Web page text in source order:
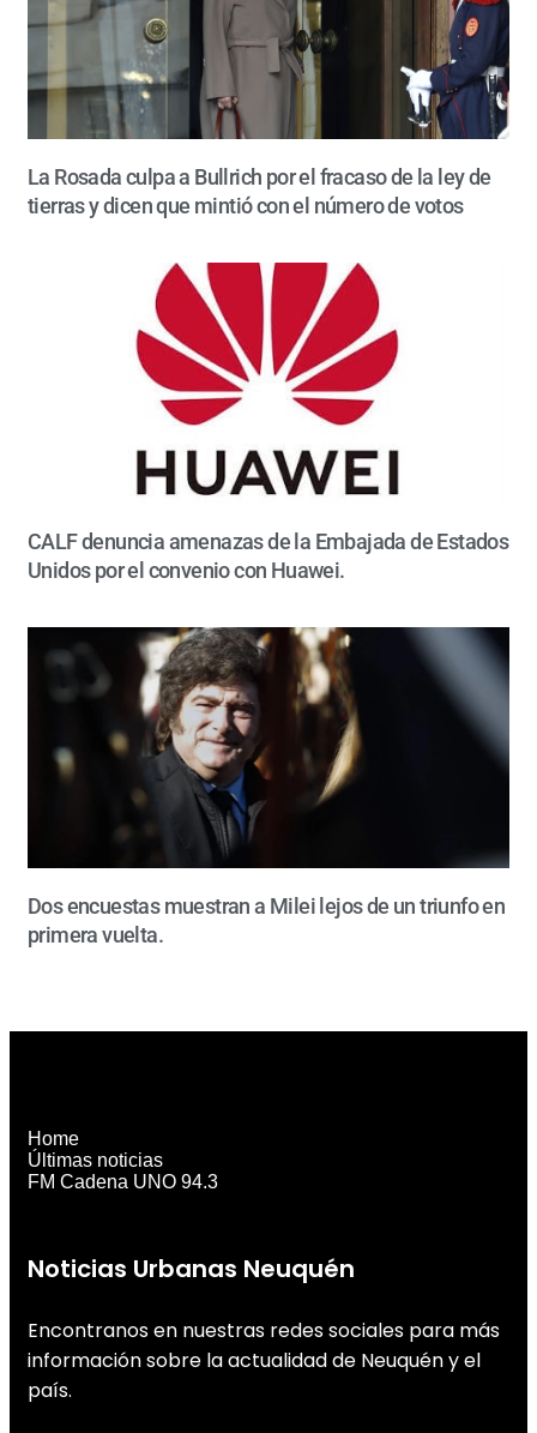
La Rosada culpa a Bullrich por el fracaso de la ley de
tierras y dicen que mintió con el número de votos
CALF denuncia amenazas de la Embajada de Estados
Unidos por el convenio con Huawei.
Dos encuestas muestran a Milei lejos de un triunfo en
primera vuelta.
Noticias Urbanas Neuquén
Encontranos en nuestras redes sociales para más
información sobre la actualidad de Neuquén y el
país.
Home
Últimas noticias
FM Cadena UNO 94.3